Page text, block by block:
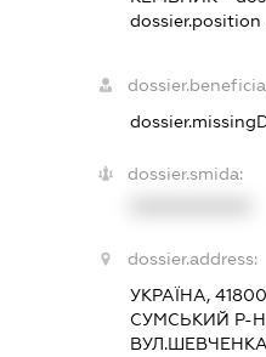
dossier.position
dossier.smida:
dossier.address:
УКРАЇНА,
СУМСЬКИЙ Р-